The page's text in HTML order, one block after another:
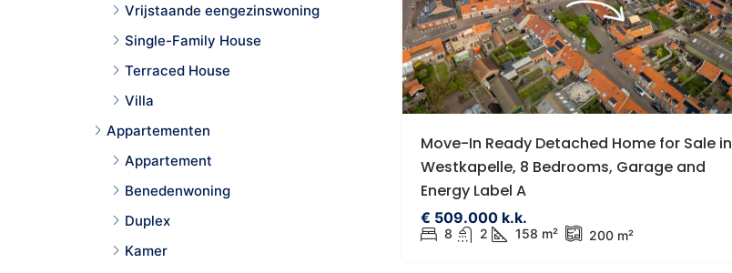
Move-In Ready Detached Home for Sale in
Westkapelle, 8 Bedrooms, Garage and
Energy Label A
€ 509.000 k.k.
8 2 158 m² 200 m²
Vrijstaande eengezinswoning
Single-Family House
Terraced House
Villa
Appartementen
Appartement
Benedenwoning
Duplex
Kamer